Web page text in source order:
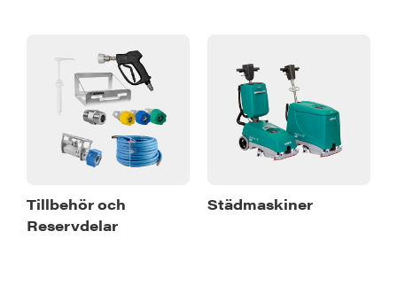
Tillbehör och
Reservdelar
Städmaskiner